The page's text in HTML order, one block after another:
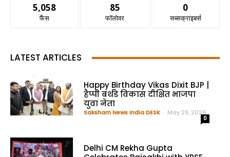
5,058
फैंस
85
फॉलोवर
0
सब्सक्राइबर्स
LATEST ARTICLES
Happy Birthday Vikas Dixit BJP |
हैप्पी बर्थडे विकास दीक्षित भाजपा
युवा नेता
Saksham News India DESK - May 29, 2026
0
Delhi CM Rekha Gupta